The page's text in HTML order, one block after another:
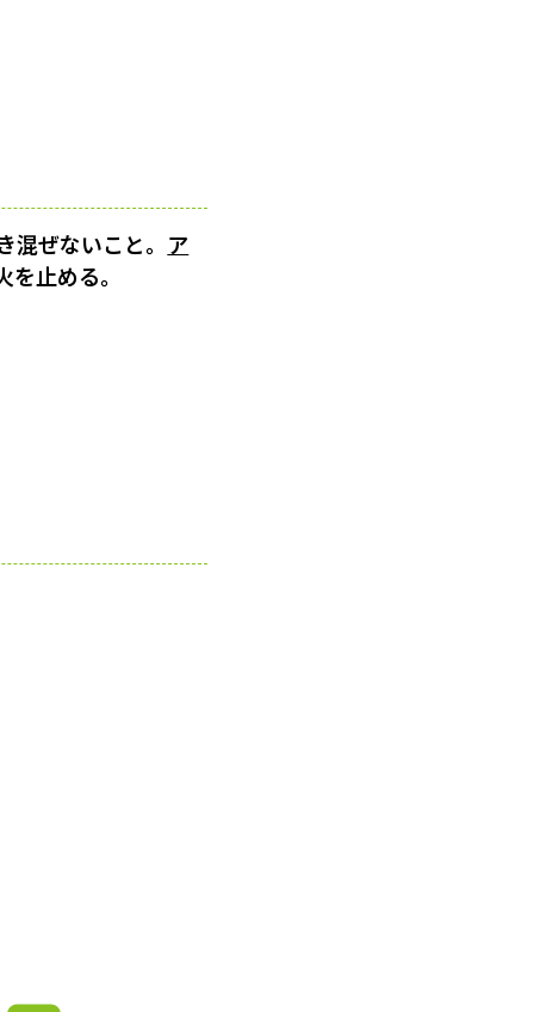
混ぜないこと。 ア
止める。